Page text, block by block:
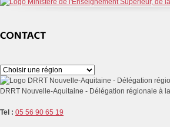
DRRT Nouvelle-Aquitaine - Délégation régionale à
Tel : 05 56 90 65 19